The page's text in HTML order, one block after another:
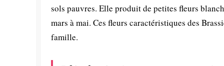
sols pauvres. Elle produit de petites fleurs
mars à mai. Ces fleurs caractéristiques des
famille.